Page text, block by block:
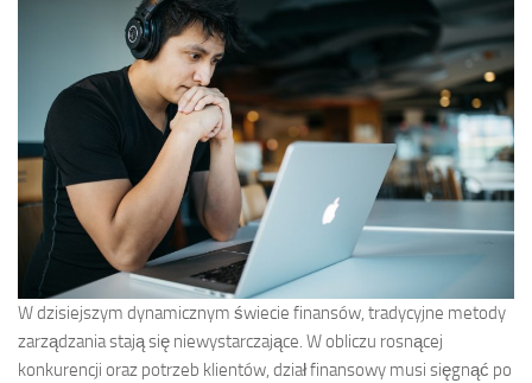
W dzisiejszym dynamicznym świecie finansów, tradycyjne metody
zarządzania stają się niewystarczające. W obliczu rosnącej
konkurencji oraz potrzeb klientów, dział finansowy musi sięgnąć po